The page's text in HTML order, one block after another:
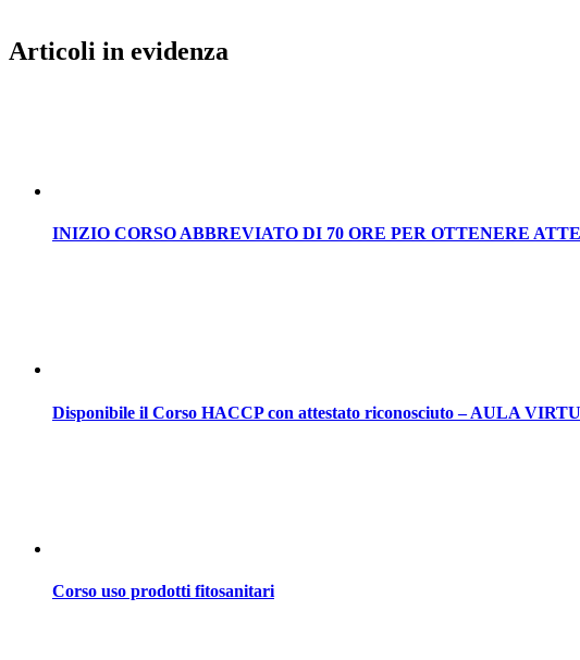
Articoli in evidenza
INIZIO CORSO ABBREVIATO DI 70 ORE PER OTTENERE
Disponibile il Corso HACCP con attestato riconosciuto – AULA
Corso uso prodotti fitosanitari